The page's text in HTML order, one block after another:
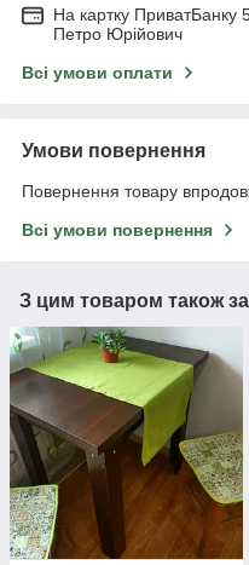
На картку
Петро Юрійович
Всі умови оплати
Умови повернення
Повернення товару
Всі умови повернення
З цим товаром також